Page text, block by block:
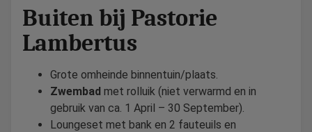
Buiten bij Pastorie
Lambertus
Grote omheinde binnentuin/plaats.
Zwembad met rolluik (niet verwarmd en in
gebruik van ca. 1 April – 30 September).
Loungeset met bank en 2 fauteuils en